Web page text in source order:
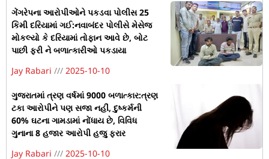
ગેંગરેપના આરોપીઓને પકડવા પોલીસ 25
કિમી દરિયામાં ગઈ:નવાબંદર પોલીસે મેસેજ
મોકલ્યો કે દરિયામાં તોફાન આવે છે, બોટ
પાછી ફરી ને બળાત્કારીઓ પકડાયા
Jay Rabari
2025-10-10
ગુજરાતમાં ત્રણ વર્ષમાં 9000 બળાત્કાર:ત્રણ
ટકા આરોપીને પણ સજા નહીં, દુષ્કર્મની
60% ઘટના ગામડામાં નોંધાય છે, વિવિધ
ગુનાના 8 હજાર આરોપી હજુ ફરાર
Jay Rabari
2025-10-10